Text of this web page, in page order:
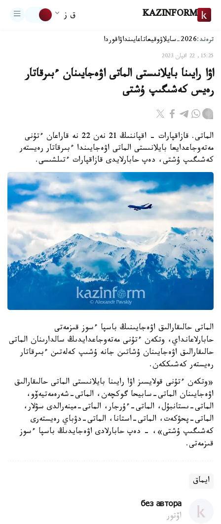
KAZINFORM ق ز
ترەند:2026-سايلاۋ وقيعاتاعايىنداۋاقوردا
15:25, 22 اقپان 2023
اۋا رايىنا بايلانىستى الماتى اۋەجايىنان ءبىرقاتار
رەيس كەشىگىپ ۇشتى
الماتى. قازاقپارات - اقپاننىڭ 21 نەن 22 نە قاراعان ءتۇنى
مەتەوجاعدايعا بايلانىستى الماتى اۋەجايىندا ءبىرقاتار رەيستەر
كەشىگىپ ۇشتى، دەپ حابارلايدى قازاقپارات ءتىلشىسى.
الماتى حالىقارالىق اۋەجايىنىڭ باسپا ءسوز قىزمەتى
حابارلاعانداي، وتكەن ءتۇنى مەتەوجاعدايدىڭ سالدارىنان الماتى
حالىقارالىق اۋەجايىنان ۇشاتىن جانە ۇشىپ كەلەتىن ءبىرقاتار
رەيستەر كەشىككەن.
«وتكەن ءتۇنى قولايسىز اۋا رايىنا بايلانىستى الماتى حالىقارالىق
اۋەجايىنان الماتى-سابيحا گوكچەن، الماتى-شەرەمەتيەۆو،
الماتى-ىستانبۇل، الماتى-ءۇرجار، الماتى-مينەرالدى سۋلار،
الماتى-پحۋكەت، الماتى-استانا، الماتى-دۋباي رەيستەرى
كەشىگىپ ۇشتى»، - دەپ حابارلادى اۋەجايدىڭ باسپا ءسوز
قىزمەتى.
ايماق
без автора
اۆتور